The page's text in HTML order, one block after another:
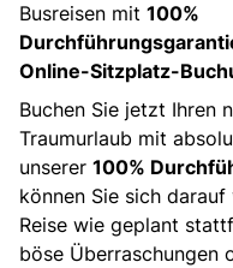
Busreisen mit 100%
Online-Sitzplatz-
Buchen Sie jetzt Ihren
Traumurlaub mit
unserer 100%
können Sie sich darauf
Reise wie geplant
böse Überraschungen